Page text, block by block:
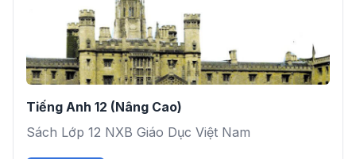
Tiếng Anh 12 (Nâng Cao)
Sách Lớp 12 NXB Giáo Dục Việt Nam